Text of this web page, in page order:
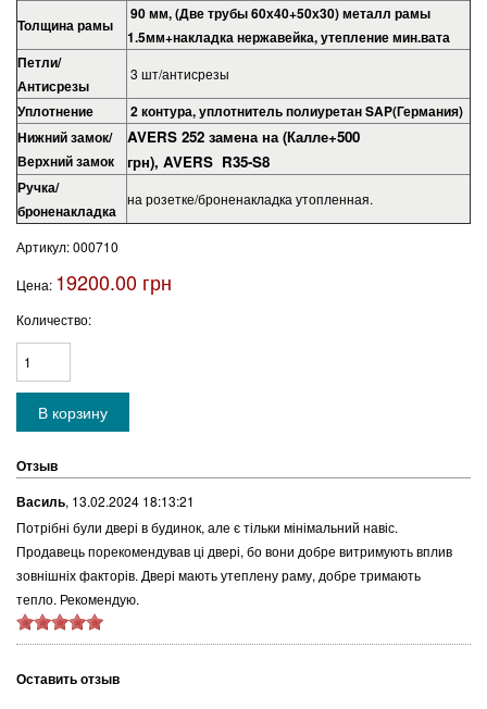
Толщина рамы
90 мм, (Две трубы 60х40+50х30) металл рамы
1.5мм+накладка нержавейка, утепление мин.вата
Петли/
Антисрезы
3 шт/антисрезы
Уплотнение
2 контура, уплотнитель полиуретан SAP(Германия)
Нижний замок/
Верхний замок
AVERS 252 замена на (Калле+500
грн), AVERS R35-S8
Ручка/
броненакладка
на розетке/броненакладка утопленная.
Артикул:000710
Цена: 19200.00 грн
Количество:
Отзыв
Василь, 13.02.2024 18:13:21
Потрібні були двері в будинок, але є тільки мінімальний навіс.
Продавець порекомендував ці двері, бо вони добре витримують вплив
зовнішніх факторів. Двері мають утеплену раму, добре тримають
тепло. Рекомендую.
Оставить отзыв